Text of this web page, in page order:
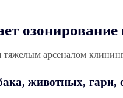
тяжелым арсеналом
животных, гари,